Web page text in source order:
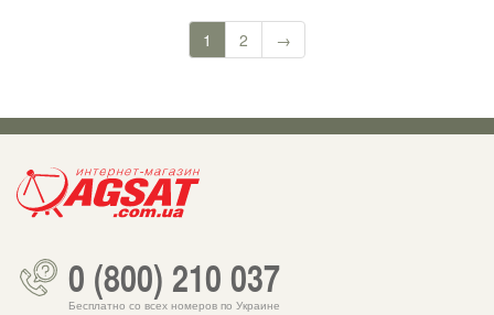
1 2 →
0 (800) 210 037
Бесплатно со всех номеров по Украине